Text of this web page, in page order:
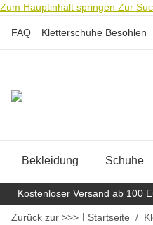
Zum Hauptinhalt springen Zur
FAQ Kletterschuhe Besohlen
Bekleidung Schuhe
Kostenloser Versand ab 100
Zurück zur >>> Startseite